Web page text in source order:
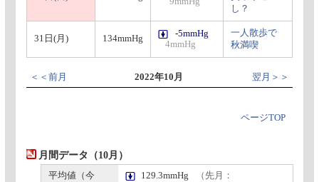
し？
31日(月) 134mmHg
-5mmHg
4mmHg
一人散歩で
秋満喫
＜＜前月 2022年10月 翌月＞＞
ページTOP
月間データ（10月）
平均値（今
129.3mmHg
（先月：